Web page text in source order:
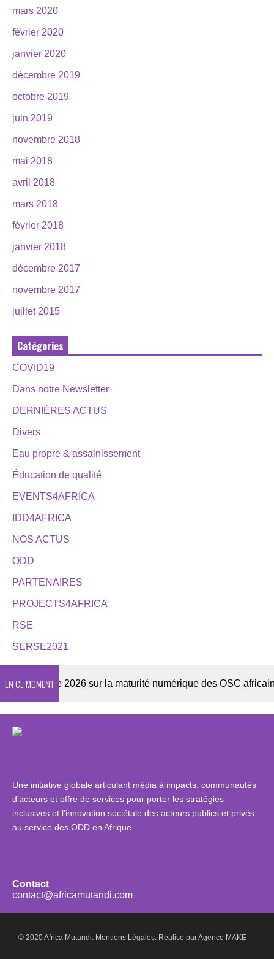
mars 2020
février 2020
janvier 2020
décembre 2019
octobre 2019
juin 2019
novembre 2018
mai 2018
avril 2018
mars 2018
février 2018
janvier 2018
décembre 2017
novembre 2017
juillet 2015
Catégories
COVID19
Dans notre Newsletter
DERNIÈRES ACTUS
Divers
Eau propre & assainissement
Éducation de qualité
EVENTS4AFRICA
IDD4AFRICA
NOS ACTUS
ODD
PARTENAIRES
PROJECTS4AFRICA
RSE
SERSE2021
EN CE MOMENT
Enquête 2026 sur la maturité numérique des OSC africaines
Une initiative globale articulant média à impacts, communautés
d’acteurs et offre de services pour porter les stratégies
inclusives et l’innovation sociétale des acteurs publics et privés
au service des ODD en Afrique.
Contact
contact@africamutandi.com
© 2020 Africa Mutandi. Mentions Légales. Réalisé parAgence MAKE